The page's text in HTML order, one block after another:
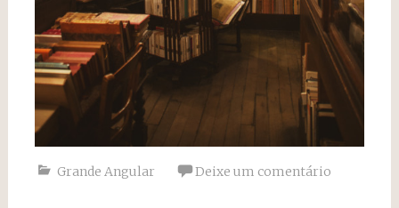
Grande Angular Deixe um comentário